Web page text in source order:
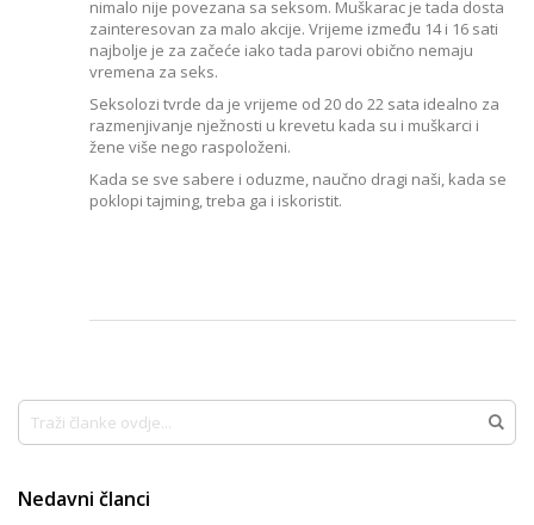
nimalo nije povezana sa seksom. Muškarac je tada dosta
zainteresovan za malo akcije. Vrijeme između 14 i 16 sati
najbolje je za začeće iako tada parovi obično nemaju
vremena za seks.
Seksolozi tvrde da je vrijeme od 20 do 22 sata idealno za
razmenjivanje nježnosti u krevetu kada su i muškarci i
žene više nego raspoloženi.
Kada se sve sabere i oduzme, naučno dragi naši, kada se
poklopi tajming, treba ga i iskoristit.
Traži
Nedavni članci